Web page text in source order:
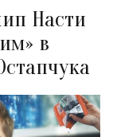
Насти
в